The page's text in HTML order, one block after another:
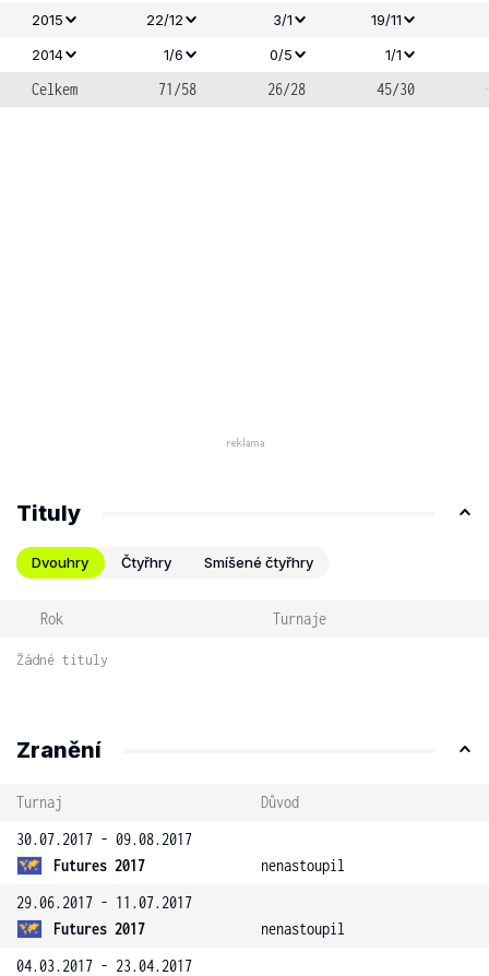
2015
22/12 3/1
19/11
2014
1/6 0/5 1/1
Celkem 71/58 26/28 45/30
Tituly
Dvouhry Čtyřhry Smíšené čtyřhry
Rok Turnaje
Žádné tituly
Zranění
Turnaj
Důvod
30.07.2017 - 09.08.2017
Futures 2017
nenastoupil
29.06.2017 - 11.07.2017
Futures 2017
nenastoupil
04.03.2017 - 23.04.2017